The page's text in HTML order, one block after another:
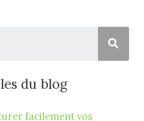
du blog
facilement vos